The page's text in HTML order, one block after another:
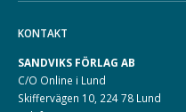
KONTAKT
SANDVIKS FÖRLAG AB
C/O Online i Lund
Skiffervägen 10, 224 78 Lund